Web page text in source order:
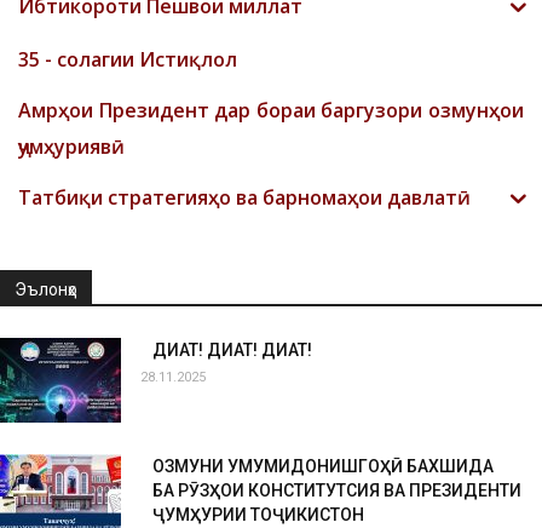
Ибтикороти Пешвои миллат
35 - солагии Истиқлол
Амрҳои Президент дар бораи баргузори озмунҳои
ҷумҳуриявӣ
Татбиқи стратегияҳо ва барномаҳои давлатӣ
Эълонҳо
ДИҚҚАТ! ДИҚҚАТ! ДИҚҚАТ!
28.11.2025
ОЗМУНИ УМУМИДОНИШГОҲӢ БАХШИДА
БА РӮЗҲОИ КОНСТИТУТСИЯ ВА ПРЕЗИДЕНТИ
ҶУМҲУРИИ ТОҶИКИСТОН